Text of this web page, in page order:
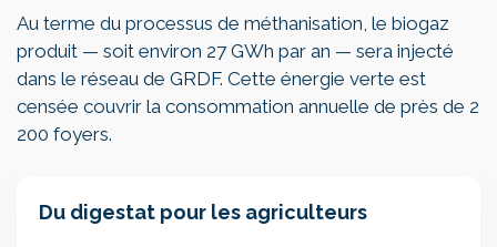
Au terme du processus de méthanisation, le biogaz
produit — soit environ 27 GWh par an — sera injecté
dans le réseau de GRDF. Cette énergie verte est
censée couvrir la consommation annuelle de près de 2
200 foyers.
Du digestat pour les agriculteurs